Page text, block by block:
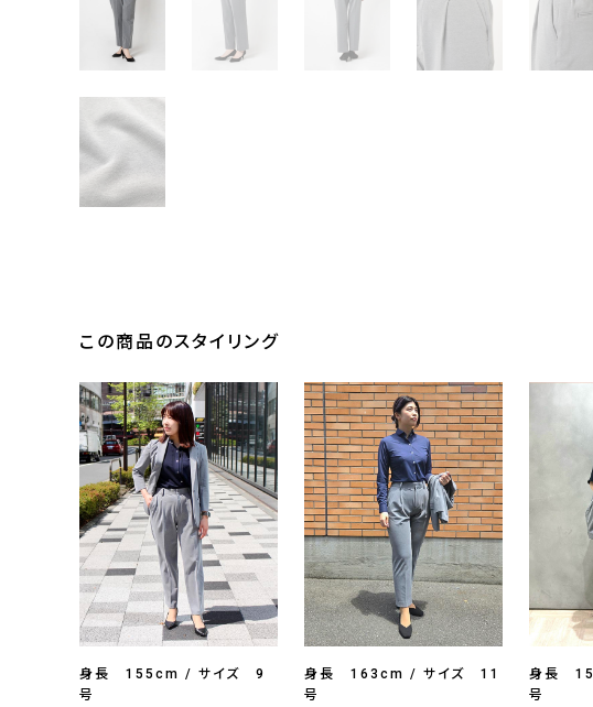
この商品のスタイリング
身長 155cm / サイズ 9
号
身長 163cm / サイズ 11
号
身長
号